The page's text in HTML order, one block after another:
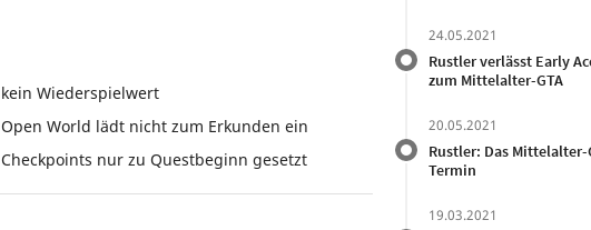
kein Wiederspielwert
Open World lädt nicht zum Erkunden ein
Checkpoints nur zu Questbeginn gesetzt
24.05.2021
Rustler verlässt Early
zum Mittelalter-GTA
20.05.2021
Rustler: Das Mittelalter-
Termin
19.03.2021